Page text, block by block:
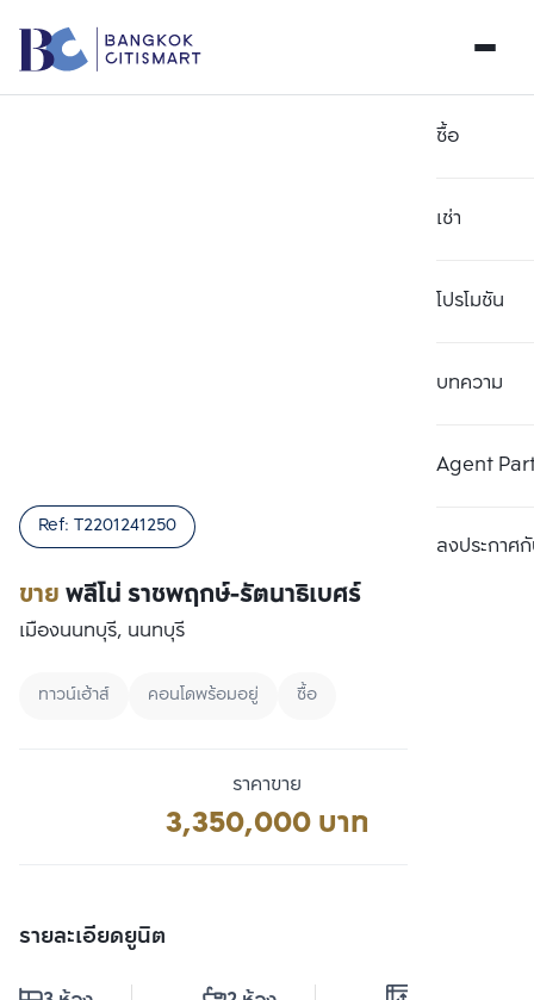
ซื้อ
เช่า
โปรโมชัน
บทความ
Agent
ลงประกาศกั
ขายพลีโน่ ราชพฤกษ์-รัตนาธิเบศร์
Ref: T2201241250
เมืองนนทบุรี, นนทบุรี
ทาวน์เฮ้าส์ คอนโดพร้อมอยู่ ซื้อ
ราคาขาย
3,350,000 บาท
รายละเอียดยูนิต
เปรียบเทียบ